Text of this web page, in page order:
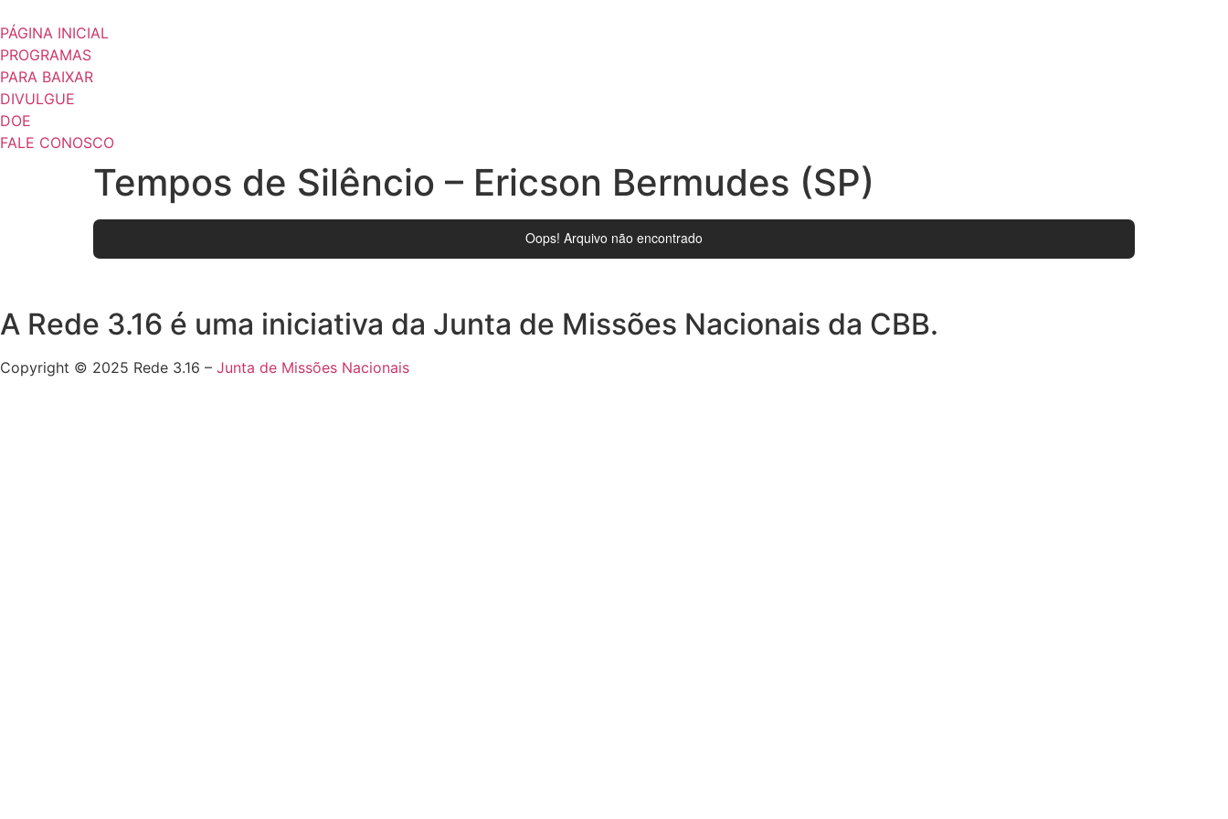
para
o
conteúdo
PÁGINA INICIAL
PROGRAMAS
PARA BAIXAR
DIVULGUE
DOE
FALE CONOSCO
Tempos de Silêncio – Ericson Bermudes (SP)
A Rede 3.16 é uma iniciativa da Junta de Missões Nacionais da CBB.
Copyright © 2025 Rede 3.16 – Junta de Missões Nacionais